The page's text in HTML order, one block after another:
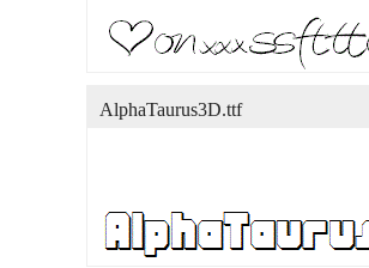
AlphaTaurus3D.ttf